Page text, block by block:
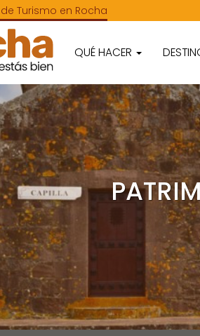
Turismo en Rocha
QUÉ HACER